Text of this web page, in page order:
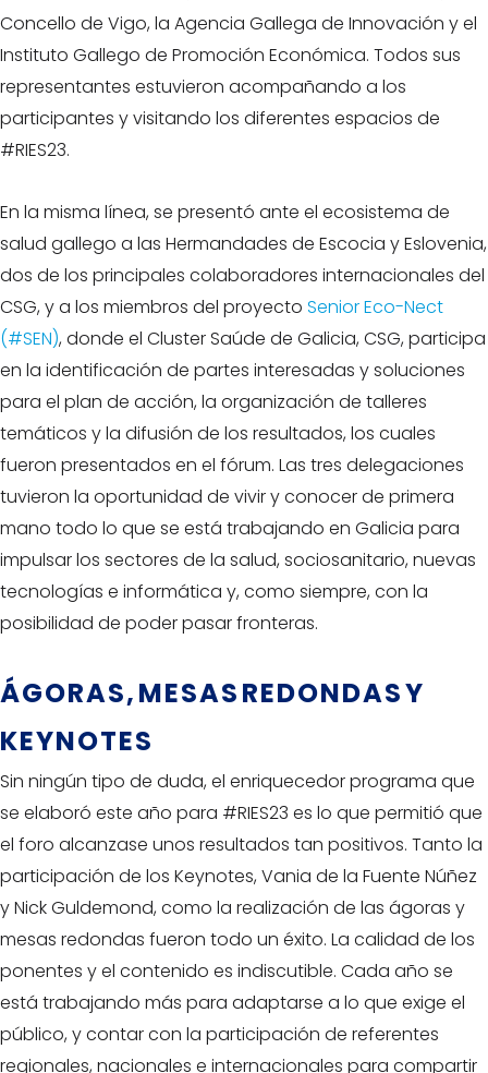
Concello de Vigo, la Agencia Gallega de Innovación y el
Instituto Gallego de Promoción Económica. Todos sus
representantes estuvieron acompañando a los
participantes y visitando los diferentes espacios de
#RIES23.
En la misma línea, se presentó ante el ecosistema de
salud gallego a las Hermandades de Escocia y Eslovenia,
dos de los principales colaboradores internacionales del
CSG, y a los miembros del proyecto Senior Eco-Nect
(#SEN), donde el Cluster Saúde de Galicia, CSG, participa
en la identificación de partes interesadas y soluciones
para el plan de acción, la organización de talleres
temáticos y la difusión de los resultados, los cuales
fueron presentados en el fórum. Las tres delegaciones
tuvieron la oportunidad de vivir y conocer de primera
mano todo lo que se está trabajando en Galicia para
impulsar los sectores de la salud, sociosanitario, nuevas
tecnologías e informática y, como siempre, con la
posibilidad de poder pasar fronteras.
ÁGORAS, MESAS REDONDAS Y
KEYNOTES
Sin ningún tipo de duda, el enriquecedor programa que
se elaboró este año para #RIES23 es lo que permitió que
el foro alcanzase unos resultados tan positivos. Tanto la
participación de los Keynotes, Vania de la Fuente Núñez
y Nick Guldemond, como la realización de las ágoras y
mesas redondas fueron todo un éxito. La calidad de los
ponentes y el contenido es indiscutible. Cada año se
está trabajando más para adaptarse a lo que exige el
público, y contar con la participación de referentes
regionales, nacionales e internacionales para compartir